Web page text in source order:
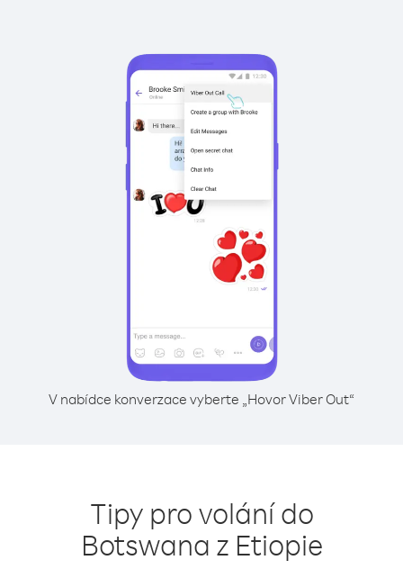
V nabídce konverzace vyberte „Hovor Viber Out“
Tipy pro volání do
Botswana z Etiopie